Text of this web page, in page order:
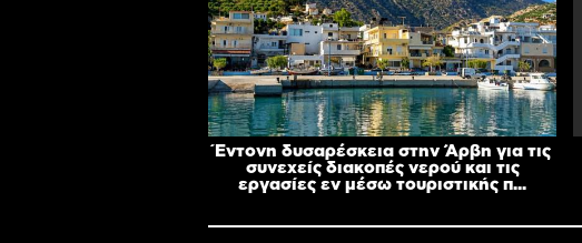
Έντονη δυσαρέσκεια στην Άρβη για τις
συνεχείς διακοπές νερού και τις
εργασίες εν μέσω τουριστικής π...